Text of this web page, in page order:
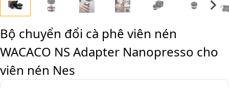
Bộ chuyển đổi cà phê viên nén
WACACO NS Adapter Nanopresso cho
viên nén Nes